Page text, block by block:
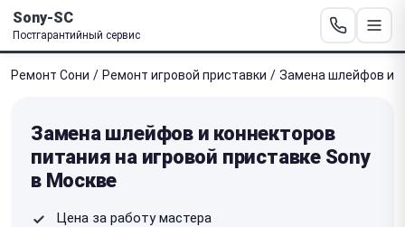
Sony-SC
Постгарантийный сервис
Ремонт Сони / Ремонт игровой приставки / Замена шлейфов и
Замена шлейфов и коннекторов
питания на игровой приставке Sony
в Москве
Цена за работу мастера